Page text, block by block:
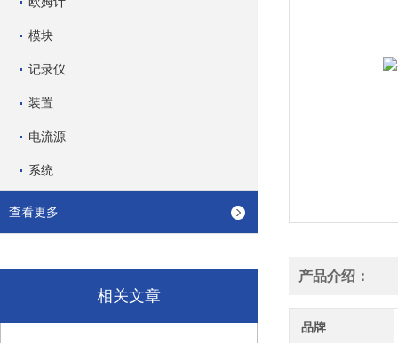
模块
记录仪
装置
电流源
系统
查看更多
相关文章
产品介绍：
品牌